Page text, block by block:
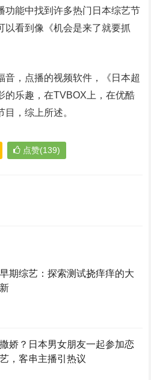
功能中找到许多热门日本综艺节
以看到像《机会是来了就要抓
音，点播的视频软件，《日本超
的乐趣，在TVBOX上，在优酷
目，综上所述。
点赞(139)
期综艺：探索测试挠痒痒的大
娇？日本男女朋友一起参加恋
，客串主播引热议